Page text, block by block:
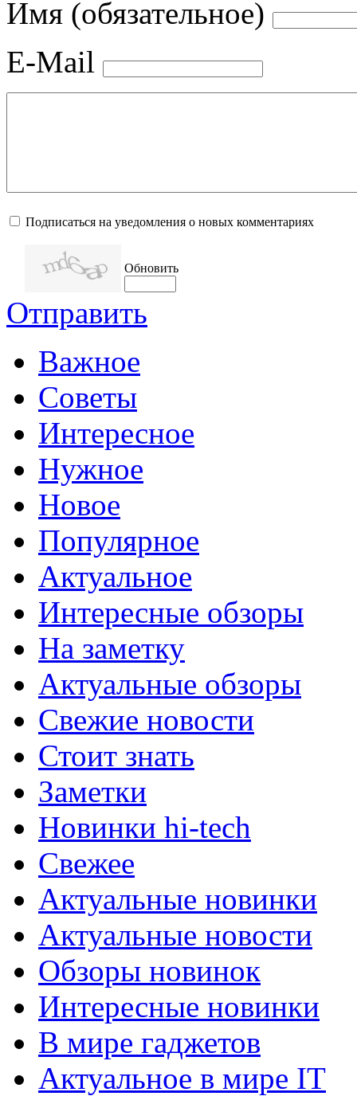
Имя (обязательное)
E-Mail
Подписаться на уведомления о новых комментариях
Обновить
Отправить
Важное
Советы
Интересное
Нужное
Новое
Популярное
Актуальное
Интересные обзоры
На заметку
Актуальные обзоры
Свежие новости
Стоит знать
Заметки
Новинки hi-tech
Свежее
Актуальные новинки
Актуальные новости
Обзоры новинок
Интересные новинки
В мире гаджетов
Актуальное в мире IT